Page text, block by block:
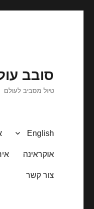
סובב
טיול מסביב לעולם
English
אוקראינה
צור קשר